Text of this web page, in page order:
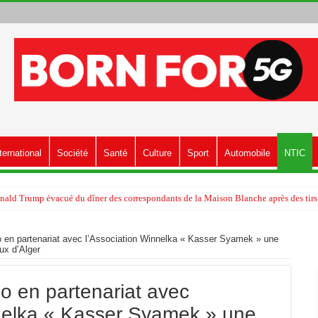
Société Santé Culture Sport Automobile NTIC
Trump évacué du dîner des correspondants de la Maison Blanche après des tirs
en partenariat avec l’Association Winnelka « Kasser Syamek » une
d’Alger
en partenariat avec